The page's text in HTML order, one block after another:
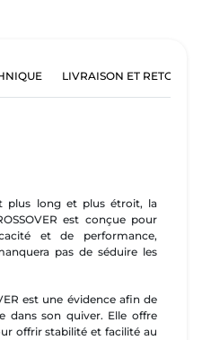
LIVRAISON ET RETOURS
plus long et plus étroit, la
est conçue pour
et de performance,
pas de séduire les
est une évidence afin de
dans son quiver. Elle offre
offrir stabilité et facilité au